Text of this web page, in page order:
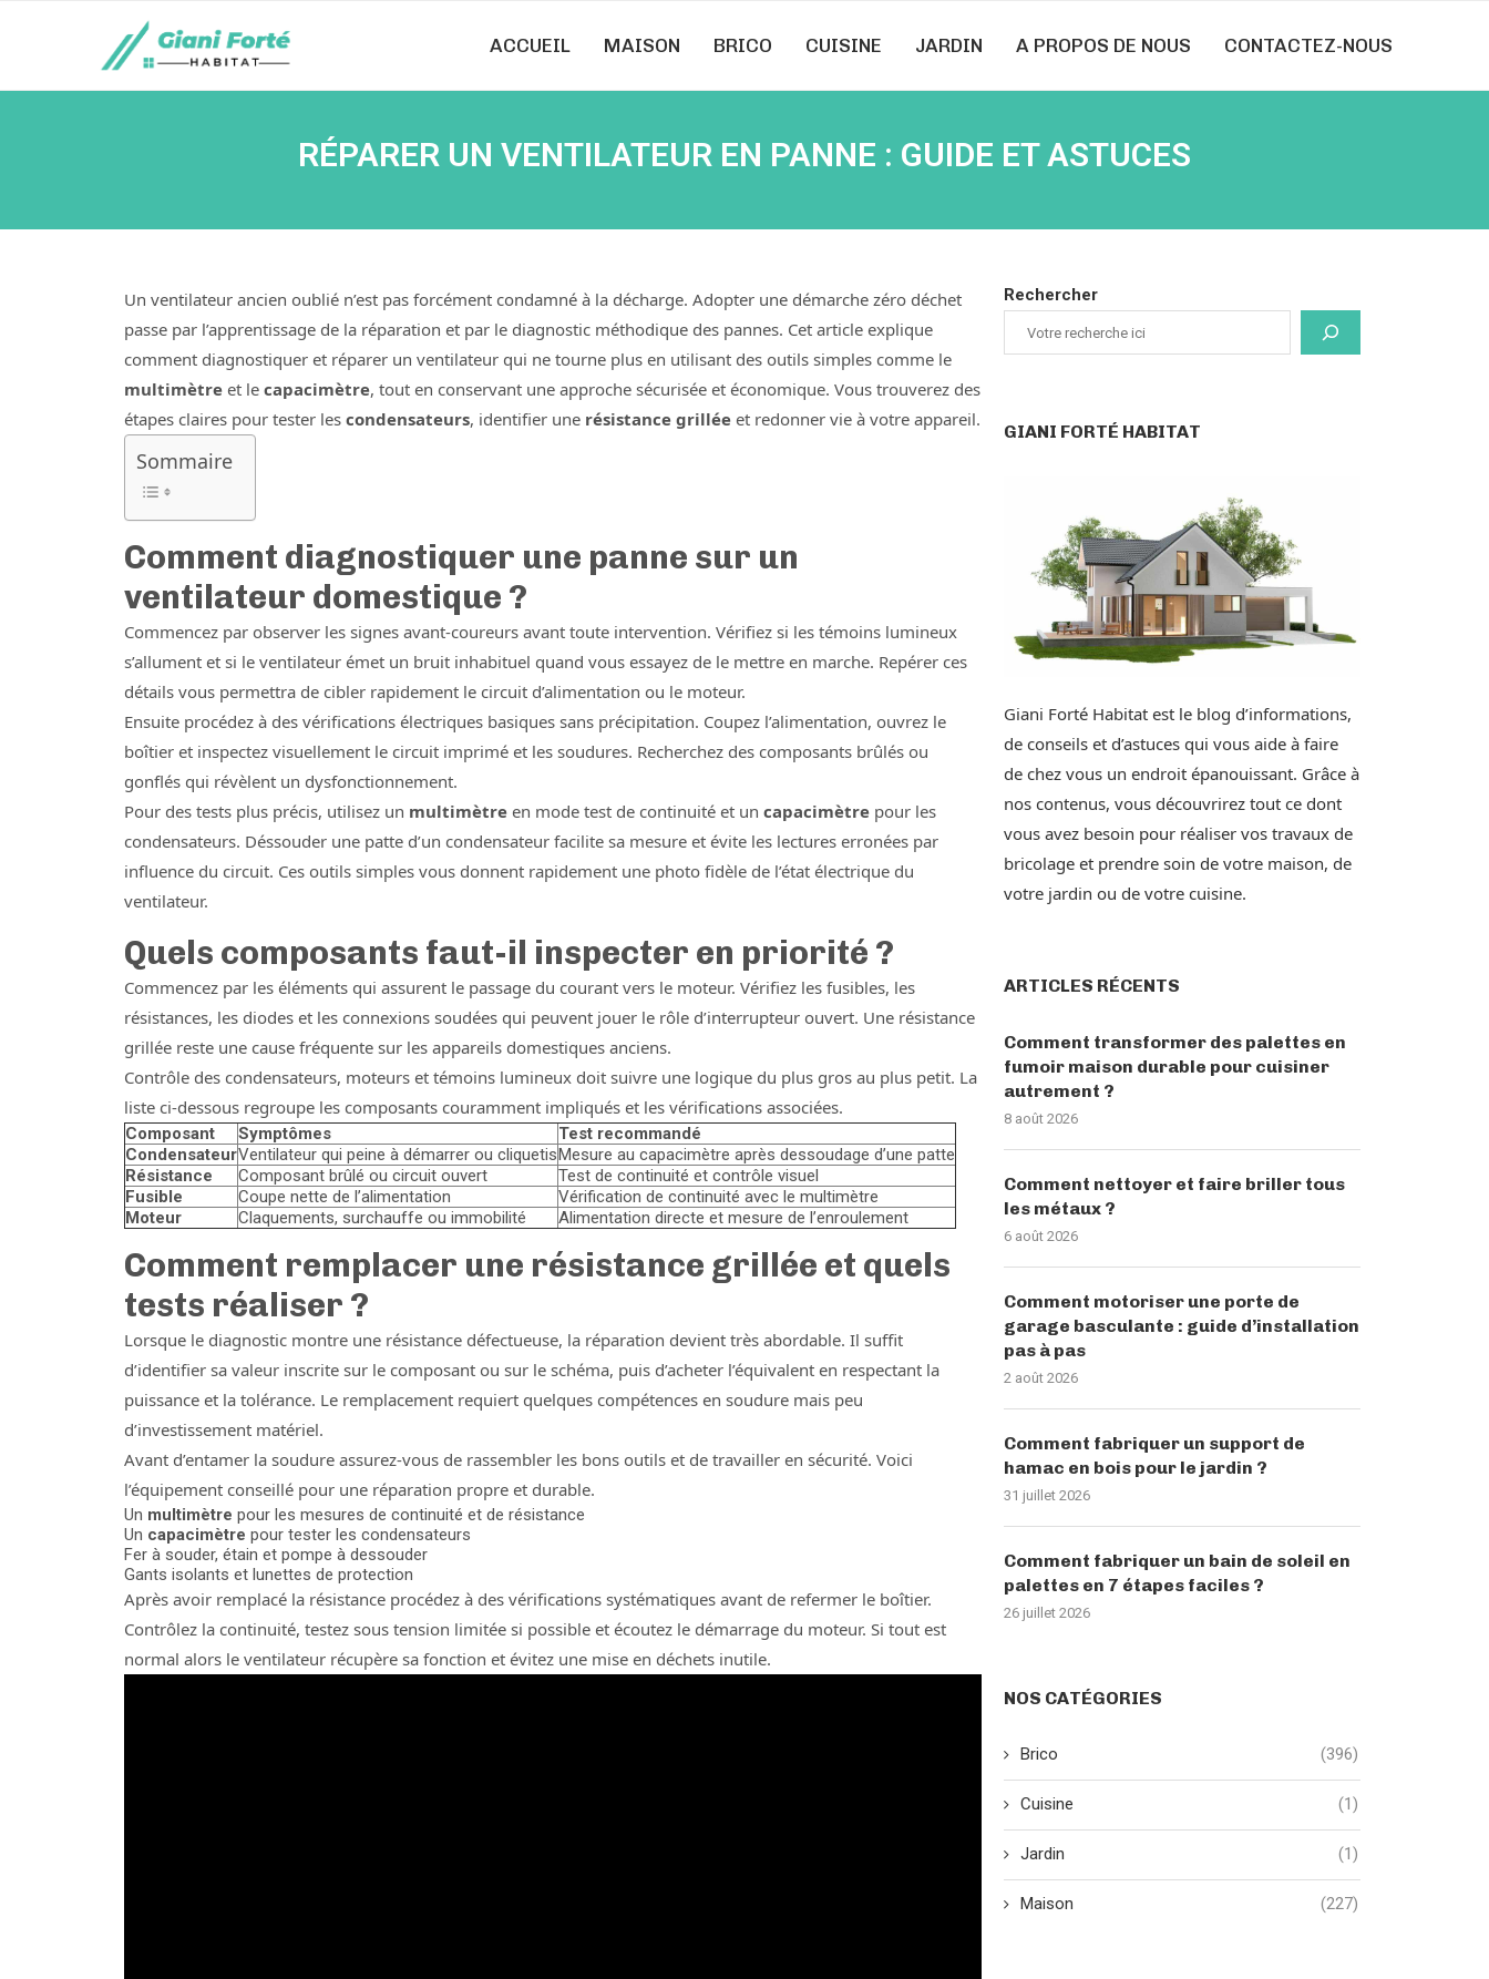
ACCUEIL MAISON BRICO CUISINE JARDIN A PROPOS DE NOUS CONTACTEZ-NOUS
RÉPARER UN VENTILATEUR EN PANNE : GUIDE ET ASTUCES
Un ventilateur ancien oublié n’est pas forcément condamné à la décharge. Adopter une démarche zéro déchet
passe par l’apprentissage de la réparation et par le diagnostic méthodique des pannes. Cet article explique
comment diagnostiquer et réparer un ventilateur qui ne tourne plus en utilisant des outils simples comme le
multimètre et le capacimètre, tout en conservant une approche sécurisée et économique. Vous trouverez des
étapes claires pour tester les condensateurs, identifier une résistance grillée et redonner vie à votre appareil.
Sommaire
Comment diagnostiquer une panne sur un
ventilateur domestique ?
Commencez par observer les signes avant-coureurs avant toute intervention. Vérifiez si les témoins lumineux
s’allument et si le ventilateur émet un bruit inhabituel quand vous essayez de le mettre en marche. Repérer ces
détails vous permettra de cibler rapidement le circuit d’alimentation ou le moteur.
Ensuite procédez à des vérifications électriques basiques sans précipitation. Coupez l’alimentation, ouvrez le
boîtier et inspectez visuellement le circuit imprimé et les soudures. Recherchez des composants brûlés ou
gonflés qui révèlent un dysfonctionnement.
Pour des tests plus précis, utilisez un multimètre en mode test de continuité et un capacimètre pour les
condensateurs. Déssouder une patte d’un condensateur facilite sa mesure et évite les lectures erronées par
influence du circuit. Ces outils simples vous donnent rapidement une photo fidèle de l’état électrique du
ventilateur.
Quels composants faut-il inspecter en priorité ?
Commencez par les éléments qui assurent le passage du courant vers le moteur. Vérifiez les fusibles, les
résistances, les diodes et les connexions soudées qui peuvent jouer le rôle d’interrupteur ouvert. Une résistance
grillée reste une cause fréquente sur les appareils domestiques anciens.
Contrôle des condensateurs, moteurs et témoins lumineux doit suivre une logique du plus gros au plus petit. La
liste ci-dessous regroupe les composants couramment impliqués et les vérifications associées.
Composant Symptômes
Test recommandé
CondensateurVentilateur qui peine à démarrer ou cliquetisMesure au capacimètre après dessoudage d’une patte
Résistance
Composant brûlé ou circuit ouvert
Test de continuité et contrôle visuel
Fusible
Coupe nette de l’alimentation
Vérification de continuité avec le multimètre
Moteur
Claquements, surchauffe ou immobilité Alimentation directe et mesure de l’enroulement
Comment remplacer une résistance grillée et quels
tests réaliser ?
Lorsque le diagnostic montre une résistance défectueuse, la réparation devient très abordable. Il suffit
d’identifier sa valeur inscrite sur le composant ou sur le schéma, puis d’acheter l’équivalent en respectant la
puissance et la tolérance. Le remplacement requiert quelques compétences en soudure mais peu
d’investissement matériel.
Avant d’entamer la soudure assurez-vous de rassembler les bons outils et de travailler en sécurité. Voici
l’équipement conseillé pour une réparation propre et durable.
Un multimètre pour les mesures de continuité et de résistance
Un capacimètre pour tester les condensateurs
Fer à souder, étain et pompe à dessouder
Gants isolants et lunettes de protection
Après avoir remplacé la résistance procédez à des vérifications systématiques avant de refermer le boîtier.
Contrôlez la continuité, testez sous tension limitée si possible et écoutez le démarrage du moteur. Si tout est
normal alors le ventilateur récupère sa fonction et évitez une mise en déchets inutile.
Rechercher
GIANI FORTÉ HABITAT
Giani Forté Habitat est le blog d’informations,
de conseils et d’astuces qui vous aide à faire
de chez vous un endroit épanouissant. Grâce à
nos contenus, vous découvrirez tout ce dont
vous avez besoin pour réaliser vos travaux de
bricolage et prendre soin de votre maison, de
votre jardin ou de votre cuisine.
ARTICLES RÉCENTS
Comment transformer des palettes en
fumoir maison durable pour cuisiner
autrement ?
8 août 2026
Comment nettoyer et faire briller tous
les métaux ?
6 août 2026
Comment motoriser une porte de
garage basculante : guide d’installation
pas à pas
2 août 2026
Comment fabriquer un support de
hamac en bois pour le jardin ?
31 juillet 2026
Comment fabriquer un bain de soleil en
palettes en 7 étapes faciles ?
26 juillet 2026
NOS CATÉGORIES
Brico (396)
Cuisine (1)
Jardin (1)
Maison (227)